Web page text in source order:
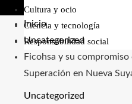
Cultura y ocio
Ciencia y tecnología
Responsabilidad social
Inicio
Uncategorized
Ficohsa y su
Superación en Nueva
Uncategorized